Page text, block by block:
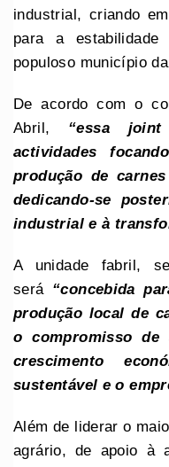
industrial, criando
para a
populoso município
De acordo com o
Abril, “essa
actividades
produção de
dedicando-se
industrial e à
A unidade fabril,
será “concebida
produção local de
o compromisso de
crescimento
sustentável e o
Além de liderar o
agrário, de apoio à